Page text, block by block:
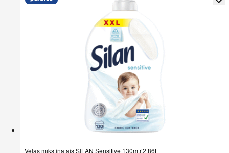
Veļas mīkstinātājs SILAN Sensitive 130m.r.2,86L